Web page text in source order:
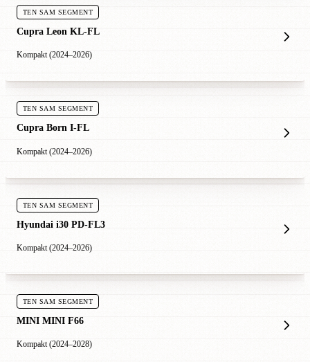
TEN SAM SEGMENT
Cupra Leon KL-FL
Kompakt (2024–2026)
TEN SAM SEGMENT
Cupra Born I-FL
Kompakt (2024–2026)
TEN SAM SEGMENT
Hyundai i30 PD-FL3
Kompakt (2024–2026)
TEN SAM SEGMENT
MINI MINI F66
Kompakt (2024–2028)